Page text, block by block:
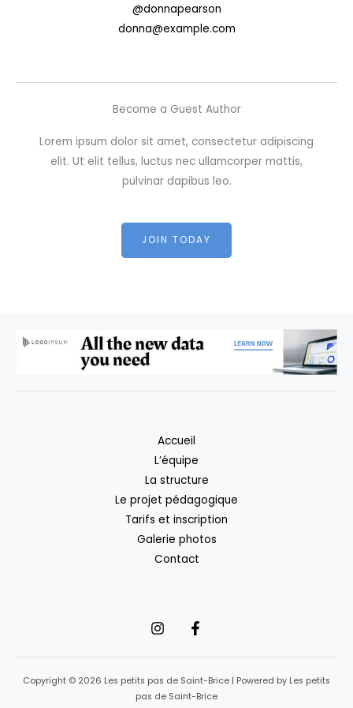
@donnapearson
donna@example.com
Become a Guest Author
Lorem ipsum dolor sit amet, consectetur adipiscing
elit. Ut elit tellus, luctus nec ullamcorper mattis,
pulvinar dapibus leo.
JOIN TODAY
Accueil
L’équipe
La structure
Le projet pédagogique
Tarifs et inscription
Galerie photos
Contact
Copyright © 2026 Les petits pas de Saint-Brice | Powered by Les petits
pas de Saint-Brice